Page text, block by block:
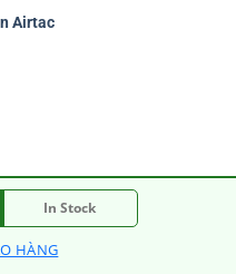
Airtac
In Stock
HÀNG